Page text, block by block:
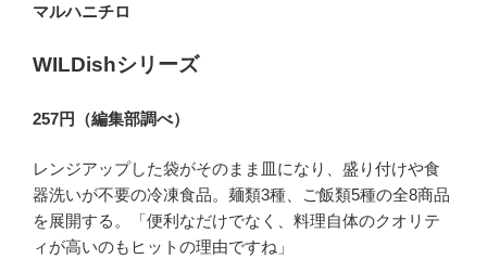
マルハニチロ
WILDishシリーズ
257円（編集部調べ）
レンジアップした袋がそのまま皿になり、盛り付けや食
器洗いが不要の冷凍食品。麺類3種、ご飯類5種の全8商品
を展開する。「便利なだけでなく、料理自体のクオリテ
ィが高いのもヒットの理由ですね」